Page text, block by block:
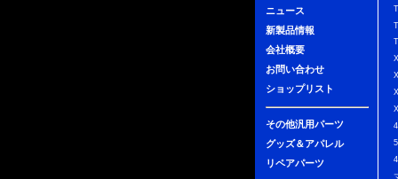
ニュース
新製品情報
会社概要
お問い合わせ
ショップリスト
その他汎用パーツ
グッズ＆アパレル
リペアパーツ